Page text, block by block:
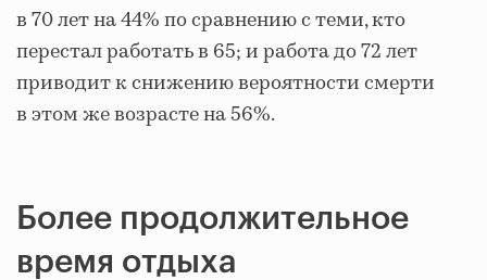
в 70 лет на 44% по сравнению с теми, кто
перестал работать в 65; и работа до 72 лет
приводит к снижению вероятности смерти
в этом же возрасте на 56%.
Более продолжительное
время отдыха